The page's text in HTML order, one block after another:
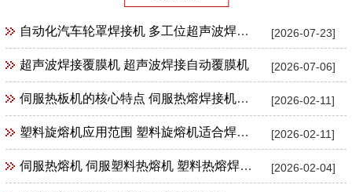
[2026-07-23]
自动化汽车轮罩焊接机 多工位超声波焊接机
[2026-07-06]
超声波焊接覆膜机 超声波焊接自动覆膜机
[2026-02-11]
伺服热板机的核心特点 伺服热熔焊接机特点
[2026-02-11]
塑料旋熔机应用范围 塑料旋熔机适合焊接产品范围
[2026-02-04]
伺服热熔机 伺服塑料热熔机 塑料热熔焊接机